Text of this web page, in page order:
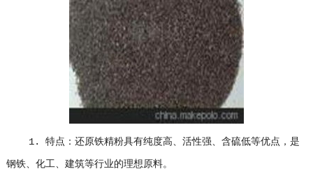
1. 特点：还原铁精粉具有纯度高、活性强、含硫低等优点，是
钢铁、化工、建筑等行业的理想原料。